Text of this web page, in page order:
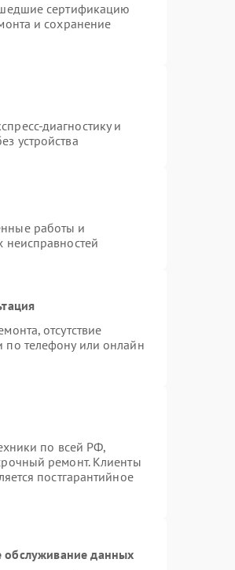
сертификацию
и сохранение
диагностику и
устройства
работы и
неисправностей
отсутствие
по телефону или онлайн
по всей РФ,
ремонт. Клиенты
постгарантийное
данных